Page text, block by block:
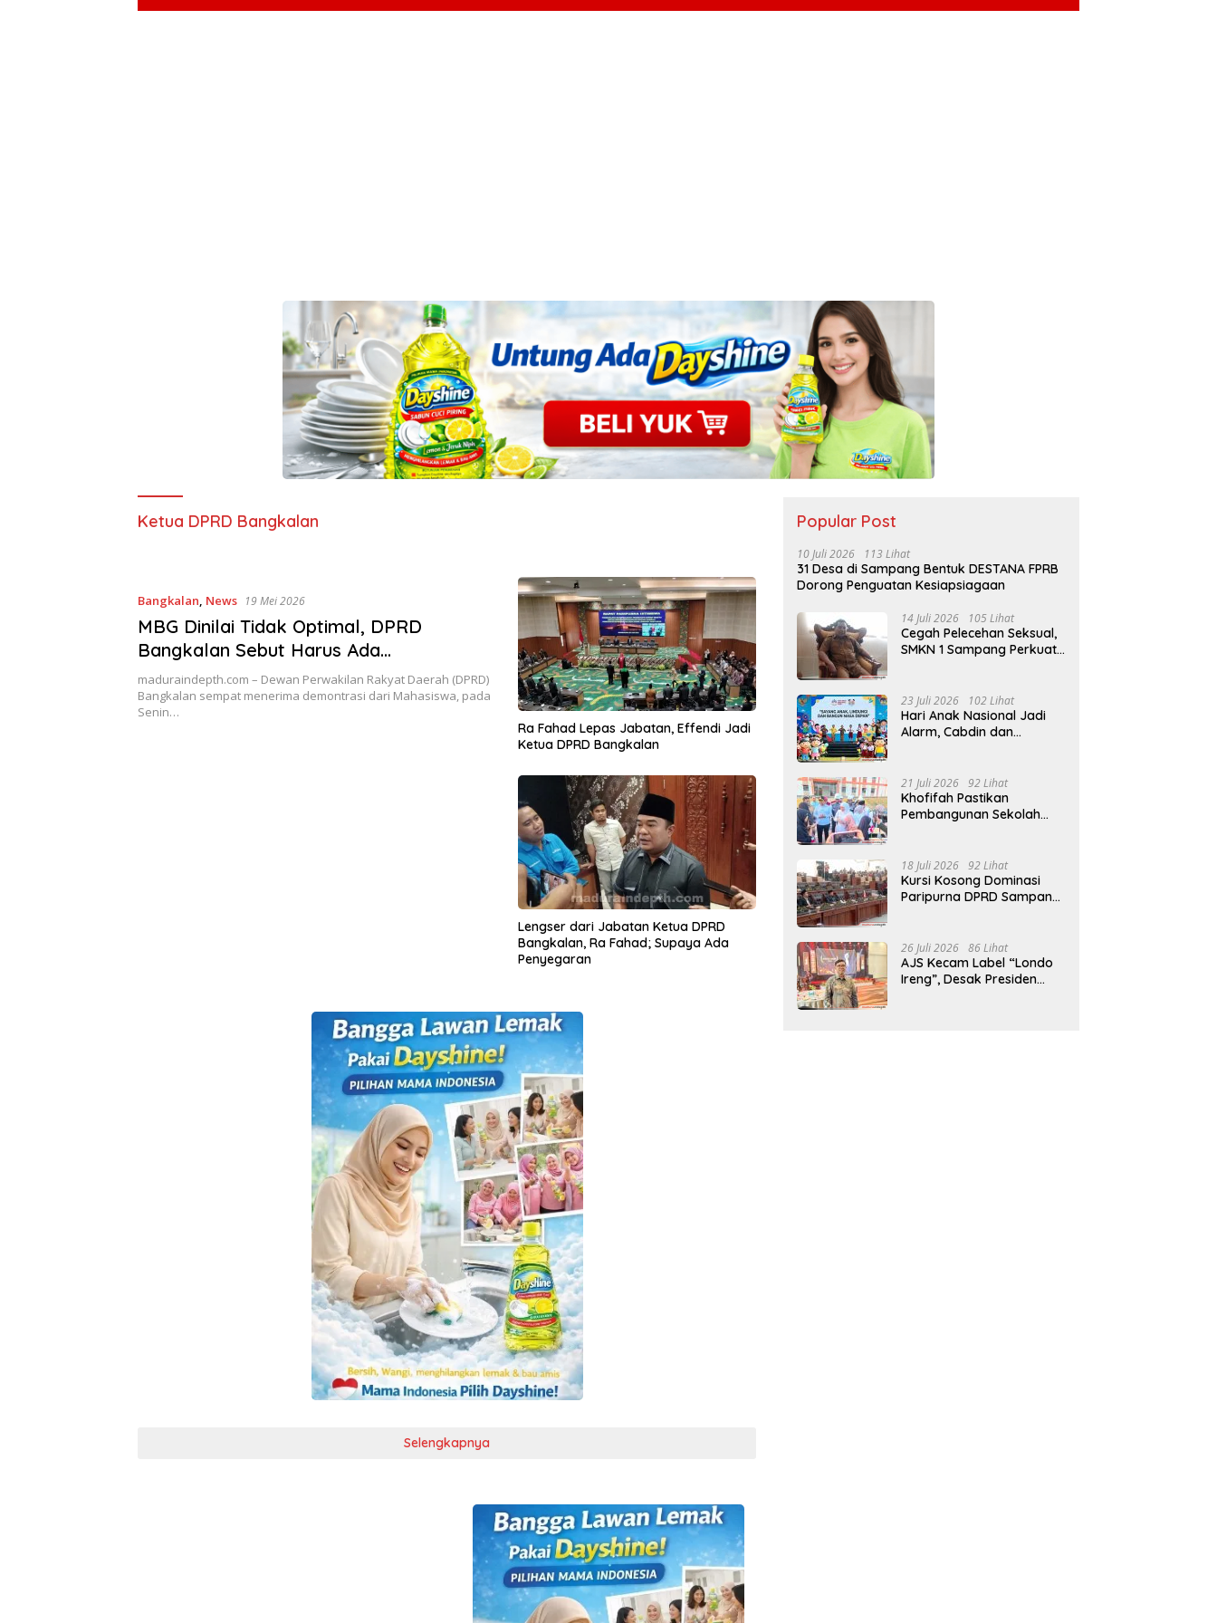
Ketua DPRD Bangkalan
Bangkalan, News 19 Mei 2026
MBG Dinilai Tidak Optimal, DPRD
Bangkalan Sebut Harus Ada
Pembenahan
maduraindepth.com – Dewan Perwakilan Rakyat Daerah (DPRD)
Bangkalan sempat menerima demontrasi dari Mahasiswa, pada
Senin…
Ra Fahad Lepas Jabatan, Effendi Jadi
Ketua DPRD Bangkalan
Lengser dari Jabatan Ketua DPRD
Bangkalan, Ra Fahad; Supaya Ada
Penyegaran
Selengkapnya
Popular Post
10 Juli 2026 113 Lihat
31 Desa di Sampang Bentuk DESTANA FPRB
Dorong Penguatan Kesiapsiagaan
14 Juli 2026 105 Lihat
Cegah Pelecehan Seksual,
SMKN 1 Sampang Perkuat
23 Juli 2026 102 Lihat
Hari Anak Nasional Jadi
Alarm, Cabdin dan
Kekerasan Seksual Anak
21 Juli 2026 92 Lihat
Khofifah Pastikan
Pembangunan Sekolah
Indonesia Emas
18 Juli 2026 92 Lihat
Kursi Kosong Dominasi
Paripurna DPRD Sampang,
26 Juli 2026 86 Lihat
AJS Kecam Label “Londo
Ireng”, Desak Presiden